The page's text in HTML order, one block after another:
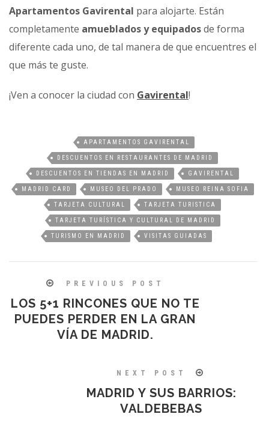
Apartamentos Gavirental para alojarte. Están
completamente amueblados y equipadosde forma
diferente cada uno, de tal manera de que encuentres el
que más te guste.
¡Ven a conocer la ciudad con Gavirental!
APARTAMENTOS GAVIRENTAL
DESCUENTOS EN RESTAURANTES DE MADRID
DESCUENTOS EN TIENDAS EN MADRID GAVIRENTAL
MADRID CARD MUSEO DEL PRADO MUSEO REINA SOFIA
TARJETA CULTURAL TARJETA TURISTICA
TARJETA TURÍSTICA Y CULTURAL DE MADRID
TURISMO EN MADRID VISITAS GUIADAS
PREVIOUS POST
LOS 5+1 RINCONES QUE NO TE
PUEDES PERDER EN LA GRAN
VÍA DE MADRID.
NEXT POST
MADRID Y SUS BARRIOS:
VALDEBEBAS